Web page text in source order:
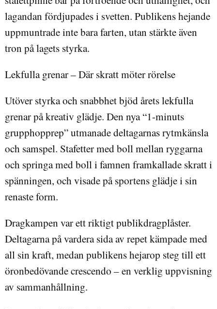
lagandan fördjupades i svetten. Publikens hejande
uppmuntrade inte bara farten, utan stärkte även
tron på lagets styrka.
Lekfulla grenar – Där skratt möter rörelse
Utöver styrka och snabbhet bjöd årets lekfulla
grenar på kreativ glädje. Den nya “1-minuts
grupphopprep” utmanade deltagarnas rytmkänsla
och samspel. Stafetter med boll mellan ryggarna
och springa med boll i famnen framkallade skratt i
spänningen, och visade på sportens glädje i sin
renaste form.
Dragkampen var ett riktigt publikdragplåster.
Deltagarna på vardera sida av repet kämpade med
all sin kraft, medan publikens hejarop steg till ett
öronbedövande crescendo – en verklig uppvisning
av sammanhållning.